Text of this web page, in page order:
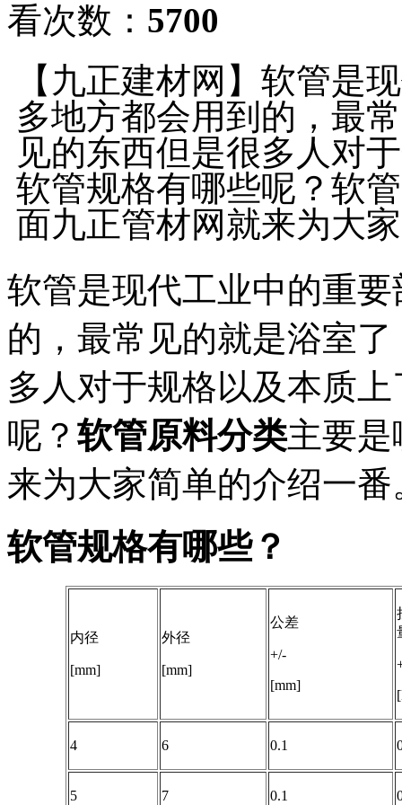
看次数： 5700
【九正建材网】软管是
多地方都会用到的，最
见的东西但是很多人对
软管规格有哪些呢？软
面九正管材网就来为大
软管是现代工业中的重
的，最常见的就是浴室
多人对于规格以及本质
呢？ 软管原料分类主要是
来为大家简单的介绍一番
软管规格有哪些？
内径
[mm]
外径
[mm]
公差
+/-
[mm]
4 6 0.1
5 7 0.1